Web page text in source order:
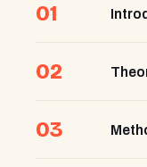
01
02
03